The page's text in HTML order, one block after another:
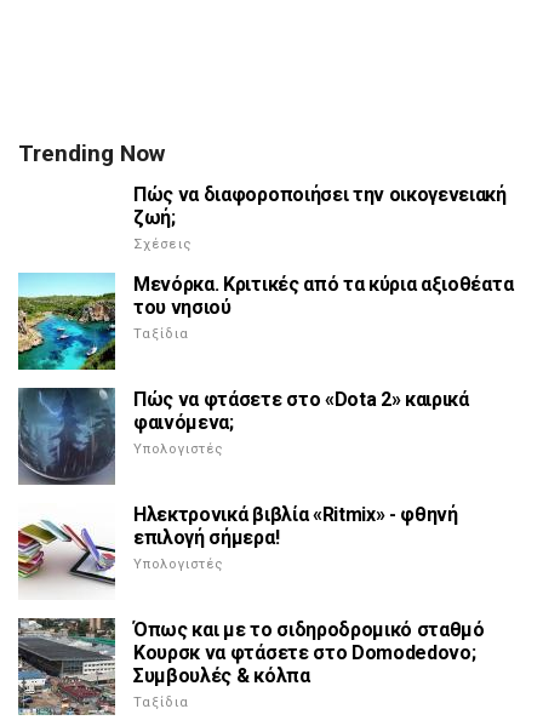
Trending Now
Πώς να διαφοροποιήσει την οικογενειακή
ζωή;
Σχέσεις
Μενόρκα. Κριτικές από τα κύρια αξιοθέατα
του νησιού
Ταξίδια
Πώς να φτάσετε στο «Dota 2» καιρικά
φαινόμενα;
Υπολογιστές
Ηλεκτρονικά βιβλία «Ritmix» - φθηνή
επιλογή σήμερα!
Υπολογιστές
Όπως και με το σιδηροδρομικό σταθμό
Κουρσκ να φτάσετε στο Domodedovo;
Συμβουλές & κόλπα
Ταξίδια